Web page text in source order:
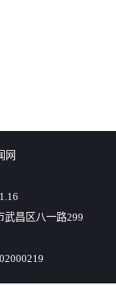
网
.16
昌区八一路299